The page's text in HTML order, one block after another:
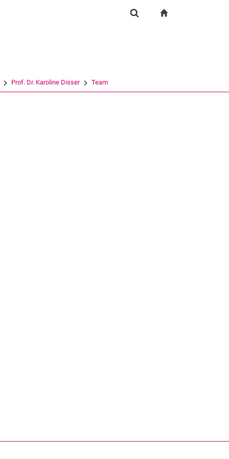
Prof. Dr. Karoline Disser Team
Link, öffnet neues Fenster)
(externer Link, öffnet neues Fenster)